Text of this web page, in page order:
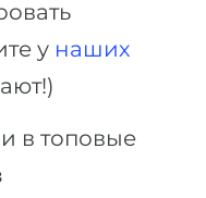
у наших
в топовые